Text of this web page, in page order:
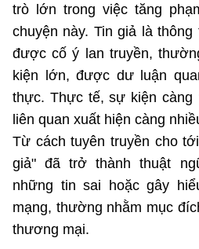
trò lớn trong việc tăng
chuyện này. Tin giả là
được cố ý lan truyền,
kiện lớn, được dư luận
thực. Thực tế, sự kiện càng
liên quan xuất hiện càng
Từ cách tuyên truyền cho
giả" đã trở thành thuật
những tin sai hoặc gây
mạng, thường nhằm mục
thương mại.